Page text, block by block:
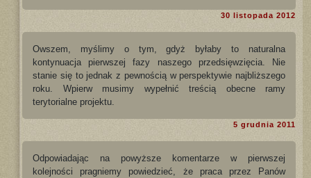
30 listopada 2012
Owszem, myślimy o tym, gdyż byłaby to naturalna
kontynuacja pierwszej fazy naszego przedsięwzięcia. Nie
stanie się to jednak z pewnością w perspektywie najbliższego
roku. Wpierw musimy wypełnić treścią obecne ramy
terytorialne projektu.
5 grudnia 2011
Odpowiadając na powyższe komentarze w pierwszej
kolejności pragniemy powiedzieć, że praca przez Panów